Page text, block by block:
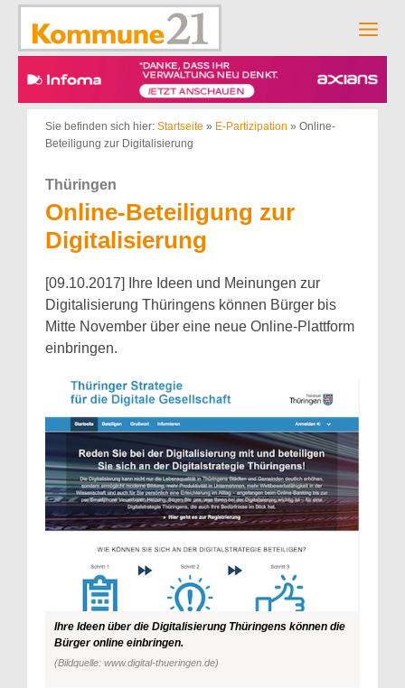
Zum
springen
Sie befinden sich hier: Startseite » E-Partizipation » Online-
Beteiligung zur Digitalisierung
Thüringen
Online-Beteiligung zur
Digitalisierung
[09.10.2017] Ihre Ideen und Meinungen zur
Digitalisierung Thüringens können Bürger bis
Mitte November über eine neue Online-Plattform
einbringen.
Ihre Ideen über die Digitalisierung Thüringens können die
Bürger online einbringen.
(Bildquelle: www.digital-thueringen.de)